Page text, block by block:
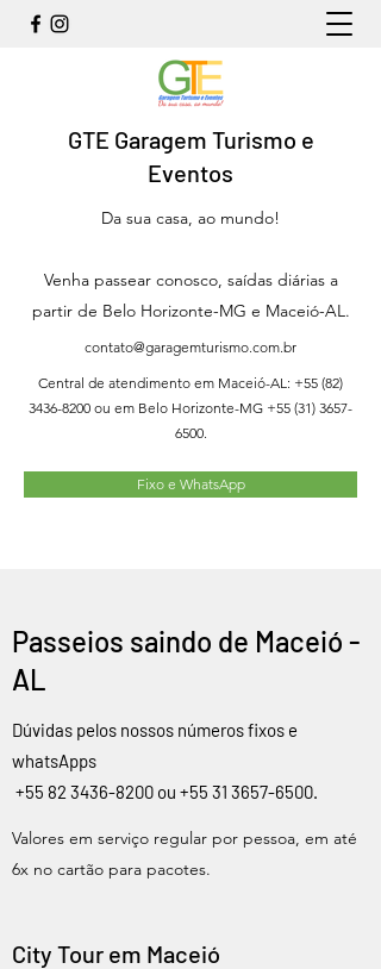
GTE Garagem Turismo e
Eventos
Da sua casa, ao mundo!
Venha passear conosco, saídas diárias a
partir de Belo Horizonte-MG e Maceió-AL.
contato@garagemturismo.com.br
Central de atendimento em Maceió-AL: +55 (82)
3436-8200 ou em Belo Horizonte-MG +55 (31) 3657-
6500.
Fixo e WhatsApp
Passeios saindo de Maceió -
AL
Dúvidas pelos nossos números fixos e
whatsApps
+55 82 3436-8200 ou +55 31 3657-6500.
Valores em serviço regular por pessoa, em até
6x no cartão para pacotes.
City Tour em Maceió